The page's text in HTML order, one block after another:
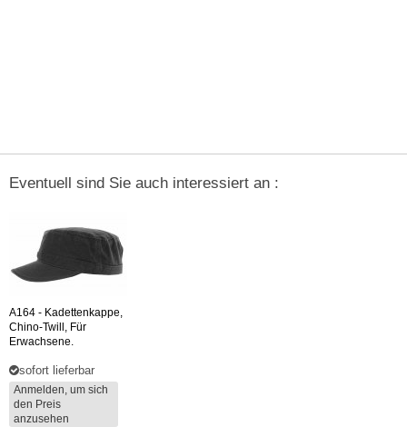
Eventuell sind Sie auch interessiert an :
A164 - Kadettenkappe,
Chino-Twill, Für
Erwachsene.
sofort lieferbar
Anmelden, um sich
den Preis
anzusehen